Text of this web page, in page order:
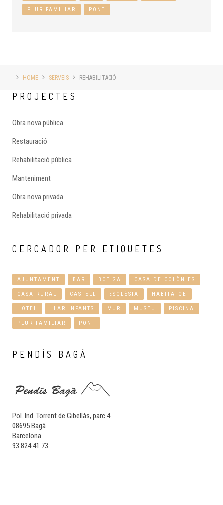
PLURIFAMILIAR PONT
HOME SERVEIS REHABILITACIÓ
PROJECTES
Obra nova pública
Restauració
Rehabilitació pública
Manteniment
Obra nova privada
Rehabilitació privada
CERCADOR PER ETIQUETES
AJUNTAMENT BAR BOTIGA CASA DE COLÒNIES
CASA RURAL CASTELL ESGLÉSIA HABITATGE
HOTEL LLAR INFANTS MUR MUSEU PISCINA
PLURIFAMILIAR PONT
PENDÍS BAGÀ
Pol. Ind. Torrent de Gibellàs, parc 4
08695 Bagà
Barcelona
93 824 41 73